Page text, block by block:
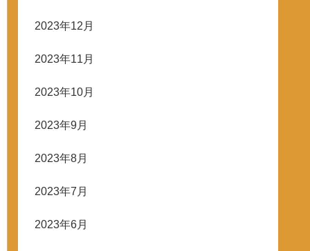
2023年12月
2023年11月
2023年10月
2023年9月
2023年8月
2023年7月
2023年6月